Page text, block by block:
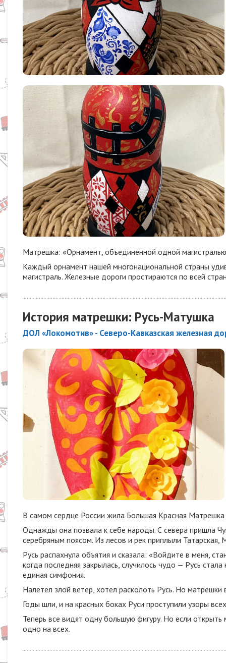
Матрешка: «Орнамент, объединенной одной
Каждый орнамент нашей многонациональной страны
магистраль. Железные дороги простираются по всей
История матрешки: Русь-Матушка
ДОЛ «Локомотив» - Северо-Кавказская железная
В самом сердце России жила Большая Красная
Однажды она позвала к себе народы. С севера пришла
серебряным поясом. Из лесов и рек приплыли Татарская,
Русь распахнула объятия и сказала: «Войдите в меня,
когда последняя закрылась, случилось чудо — Русь
единая симфония.
Налетел злой ветер, хотел расколоть Русь. Но матрешки
Годы шли, и на красных боках Руси проступили узоры
Теперь все видят одну большую фигуру. Но если
одно на всех.